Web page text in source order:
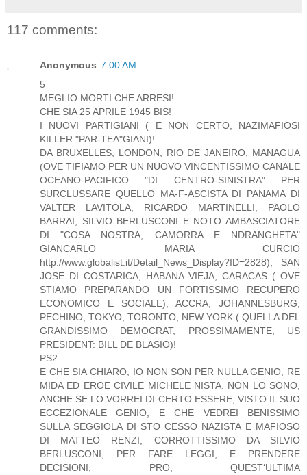
117 comments:
Anonymous 7:00 AM
5
MEGLIO MORTI CHE ARRESI!
CHE SIA 25 APRILE 1945 BIS!
I NUOVI PARTIGIANI ( E NON CERTO, NAZIMAFIOSI
KILLER "PAR-TEA"GIANI)!
DA BRUXELLES, LONDON, RIO DE JANEIRO, MANAGUA
(OVE TIFIAMO PER UN NUOVO VINCENTISSIMO CANALE
OCEANO-PACIFICO "DI CENTRO-SINISTRA" PER
SURCLUSSARE QUELLO MA-F-ASCISTA DI PANAMA DI
VALTER LAVITOLA, RICARDO MARTINELLI, PAOLO
BARRAI, SILVIO BERLUSCONI E NOTO AMBASCIATORE
DI "COSA NOSTRA, CAMORRA E NDRANGHETA"
GIANCARLO MARIA CURCIO
http://www.globalist.it/Detail_News_Display?ID=2828), SAN
JOSE DI COSTARICA, HABANA VIEJA, CARACAS ( OVE
STIAMO PREPARANDO UN FORTISSIMO RECUPERO
ECONOMICO E SOCIALE), ACCRA, JOHANNESBURG,
PECHINO, TOKYO, TORONTO, NEW YORK ( QUELLA DEL
GRANDISSIMO DEMOCRAT, PROSSIMAMENTE, US
PRESIDENT: BILL DE BLASIO)!
PS2
E CHE SIA CHIARO, IO NON SON PER NULLA GENIO, RE
MIDA ED EROE CIVILE MICHELE NISTA. NON LO SONO,
ANCHE SE LO VORREI DI CERTO ESSERE, VISTO IL SUO
ECCEZIONALE GENIO, E CHE VEDREI BENISSIMO
SULLA SEGGIOLA DI STO CESSO NAZISTA E MAFIOSO
DI MATTEO RENZI, CORROTTISSIMO DA SILVIO
BERLUSCONI, PER FARE LEGGI, E PRENDERE
DECISIONI, PRO, QUEST‘ULTIMA